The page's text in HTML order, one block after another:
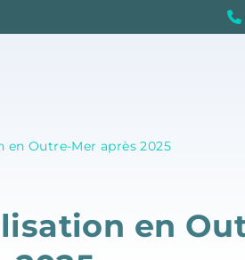
en Outre-Mer après 2025
en